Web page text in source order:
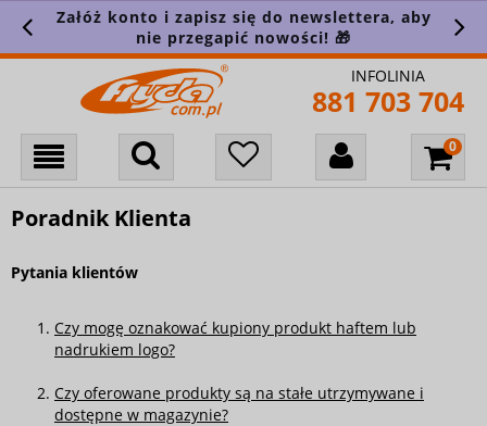
Załóż konto i zapisz się do newslettera, aby
nie przegapić nowości! 🎁
INFOLINIA
881 703 704
Poradnik Klienta
Pytania klientów
Czy mogę oznakować kupiony produkt haftem lub
nadrukiem logo?
Czy oferowane produkty są na stałe utrzymywane i
dostępne w magazynie?